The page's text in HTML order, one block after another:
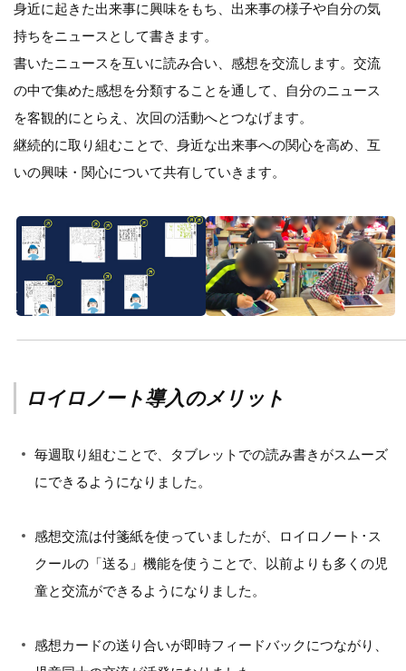
身近に起きた出来事に興味をもち、出来事の様子や自分の気
持ちをニュースとして書きます。
書いたニュースを互いに読み合い、感想を交流します。交流
の中で集めた感想を分類することを通して、自分のニュース
を客観的にとらえ、次回の活動へとつなげます。
継続的に取り組むことで、身近な出来事への関心を高め、互
いの興味・関心について共有していきます。
ロイロノート導入のメリット
毎週取り組むことで、タブレットでの読み書きがスムーズ
にできるようになりました。
感想交流は付箋紙を使っていましたが、ロイロノート･ス
クールの「送る」機能を使うことで、以前よりも多くの児
童と交流ができるようになりました。
感想カードの送り合いが即時フィードバックにつながり、